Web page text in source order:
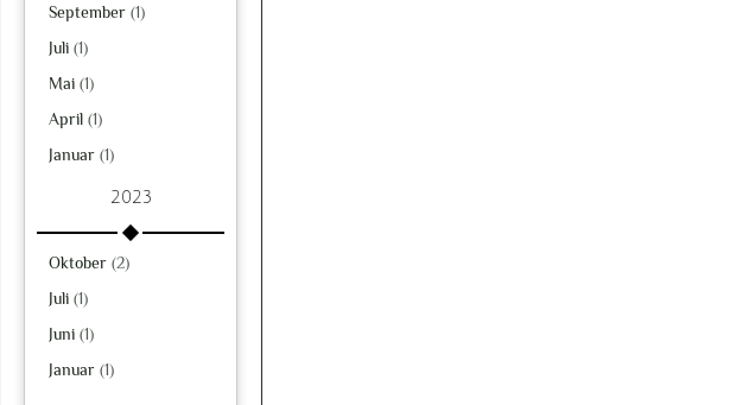
September (1)
Juli (1)
Mai (1)
April (1)
Januar (1)
2023
Oktober (2)
Juli (1)
Juni (1)
Januar (1)